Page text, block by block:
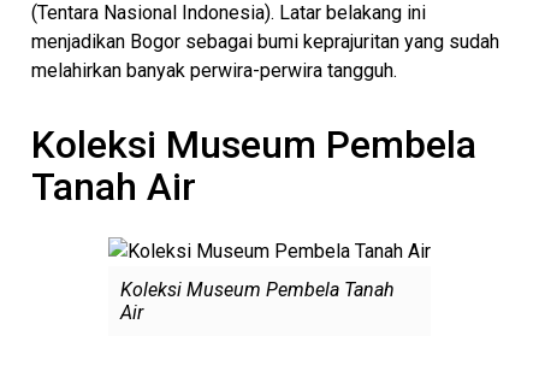
(Tentara Nasional Indonesia). Latar belakang ini
menjadikan Bogor sebagai bumi keprajuritan yang sudah
melahirkan banyak perwira-perwira tangguh.
Koleksi Museum Pembela
Tanah Air
Koleksi Museum Pembela Tanah
Air